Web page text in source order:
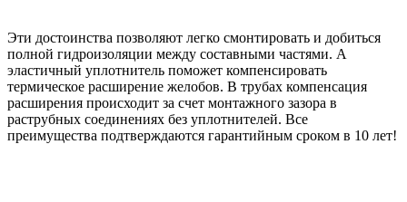
Эти достоинства позволяют легко смонтировать и добиться
полной гидроизоляции между составными частями. А
эластичный уплотнитель поможет компенсировать
термическое расширение желобов. В трубах компенсация
расширения происходит за счет монтажного зазора в
раструбных соединениях без уплотнителей. Все
преимущества подтверждаются гарантийным сроком в 10 лет!